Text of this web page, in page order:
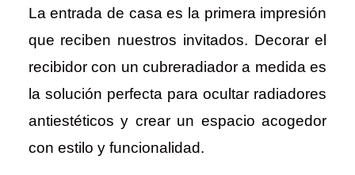
La entrada de casa es la primera impresión
que reciben nuestros invitados. Decorar el
recibidor con un cubreradiador a medida es
la solución perfecta para ocultar radiadores
antiestéticos y crear un espacio acogedor
con estilo y funcionalidad.